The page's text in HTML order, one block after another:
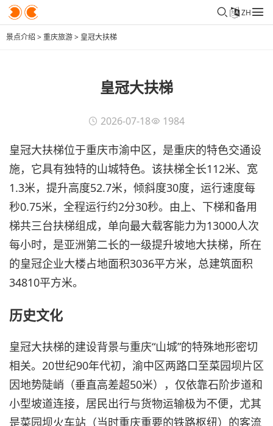
ZH
景点介绍 >重庆旅游> 皇冠大扶梯
皇冠大扶梯
2026-07-18 1984
皇冠大扶梯位于重庆市渝中区，是重庆的特色交通设
施，它具有独特的山城特色。该扶梯全长112米、宽
1.3米，提升高度52.7米，倾斜度30度，运行速度每
秒0.75米，全程运行约2分30秒。由上、下梯和备用
梯共三台扶梯组成，单向最大载客能力为13000人次
每小时，是亚洲第二长的一级提升坡地大扶梯，所在
的皇冠企业大楼占地面积3036平方米，总建筑面积
34810平方米。
历史文化
皇冠大扶梯的建设背景与重庆“山城”的特殊地形密切
相关。20世纪90年代初，渝中区两路口至菜园坝片区
因地势陡峭（垂直高差超50米），仅依靠石阶步道和
小型坡道连接，居民出行与货物运输极为不便，尤其
是菜园坝火车站（当时重庆重要的铁路枢纽）的客流